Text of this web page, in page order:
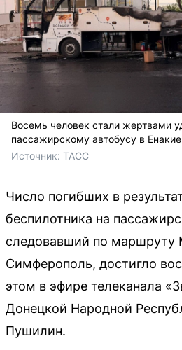
Восемь человек стали жертвами
пассажирскому автобусу в
Источник: ТАСС
Число погибших в
беспилотника на
следовавший по маршруту
Симферополь, достигло
этом в эфире телеканала
Донецкой Народной
Пушилин.